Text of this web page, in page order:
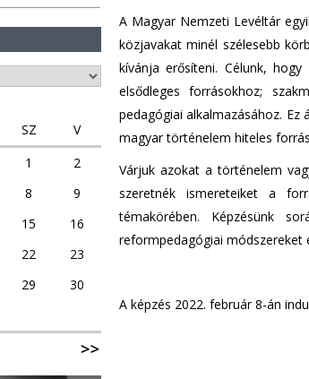
A Magyar Nemzeti Levéltár
közjavakat minél szélesebb
kívánja erősíteni. Célunk,
elsődleges forrásokhoz;
pedagógiai alkalmazásához.
magyar történelem hiteles
Várjuk azokat a történelem
szeretnék ismereteiket a
témakörében. Képzésünk
reformpedagógiai módszereket
A képzés 2022. február 8-án
SZ
V
1
2
8
9
15
16
22
23
29
30